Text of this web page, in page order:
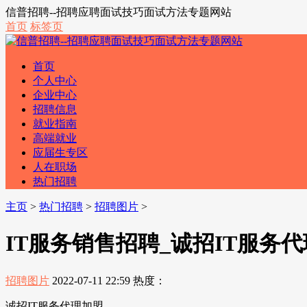
信普招聘--招聘应聘面试技巧面试方法专题网站
首页 标签页
首页
个人中心
企业中心
招聘信息
就业指南
高端就业
应届生专区
人在职场
热门招聘
主页 > 热门招聘 > 招聘图片 >
IT服务销售招聘_诚招IT服务
招聘图片 2022-07-11 22:59 热度：